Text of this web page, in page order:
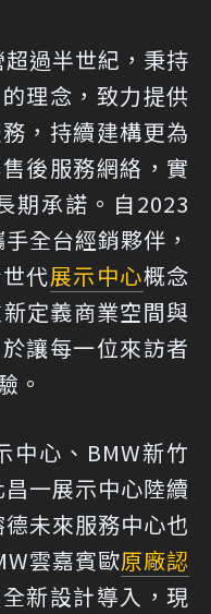
過半世紀，秉持
理念，致力提供
，持續建構更為
後服務網絡，實
期承諾。自2023
全台經銷夥伴，
代展示中心概念
定義商業空間與
讓每一位來訪者
。
中心、BMW新竹
一展示中心陸續
未來服務中心也
雲嘉賓歐原廠認
新設計導入，現